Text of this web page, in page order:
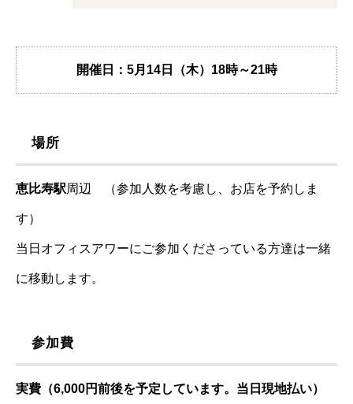
開催日：5月14日（木） 18時～21時
場所
恵比寿駅周辺 （参加人数を考慮し、お店を予約しま
す）
当日オフィスアワーにご参加くださっている方達は一緒
に移動します。
参加費
実費（6,000円前後を予定しています。当日現地払い）